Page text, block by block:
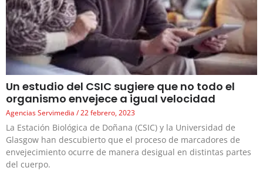
Un estudio del CSIC sugiere que no todo el
organismo envejece a igual velocidad
Agencias Servimedia 22 febrero, 2023
La Estación Biológica de Doñana (CSIC) y la Universidad de
Glasgow han descubierto que el proceso de marcadores de
envejecimiento ocurre de manera desigual en distintas partes
del cuerpo.